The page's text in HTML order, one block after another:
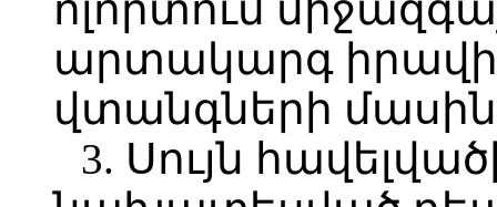
ոլորտում
արտակարգ
վտանգների
3. Սույն